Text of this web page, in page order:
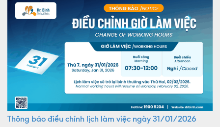
Thông báo điều chỉnh lịch làm việc ngày 31/01/2026